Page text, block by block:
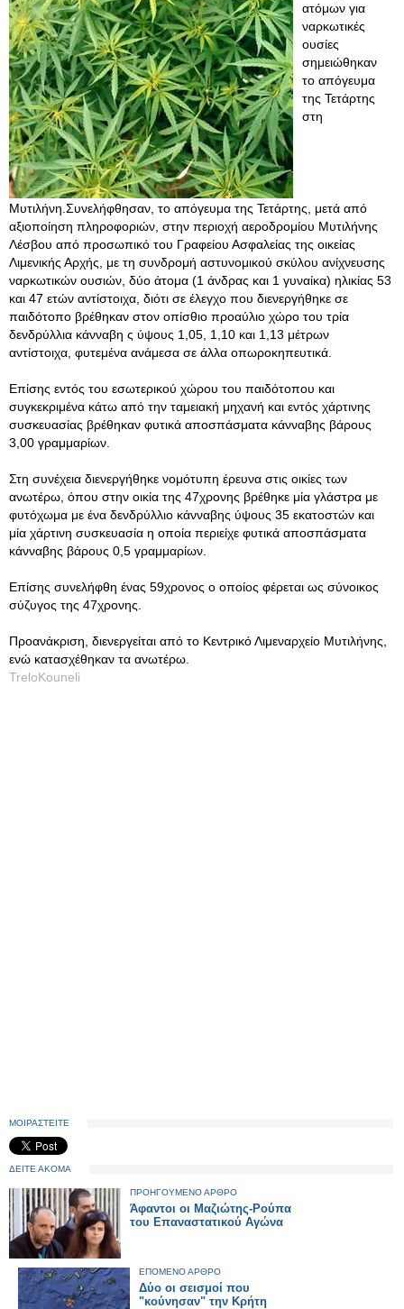
ατόμων για
ναρκωτικές
ουσίες
σημειώθηκαν
το απόγευμα
της Τετάρτης
στη
Μυτιλήνη.Συνελήφθησαν, το απόγευμα της Τετάρτης, μετά από
αξιοποίηση πληροφοριών, στην περιοχή αεροδρομίου Μυτιλήνης
Λέσβου από προσωπικό του Γραφείου Ασφαλείας της οικείας
Λιμενικής Αρχής, με τη συνδρομή αστυνομικού σκύλου ανίχνευσης
ναρκωτικών ουσιών, δύο άτομα (1 άνδρας και 1 γυναίκα) ηλικίας 53
και 47 ετών αντίστοιχα, διότι σε έλεγχο που διενεργήθηκε σε
παιδότοπο βρέθηκαν στον οπίσθιο προαύλιο χώρο του τρία
δενδρύλλια κάνναβη ς ύψους 1,05, 1,10 και 1,13 μέτρων
αντίστοιχα, φυτεμένα ανάμεσα σε άλλα οπωροκηπευτικά.
Επίσης εντός του εσωτερικού χώρου του παιδότοπου και
συγκεκριμένα κάτω από την ταμειακή μηχανή και εντός χάρτινης
συσκευασίας βρέθηκαν φυτικά αποσπάσματα κάνναβης βάρους
3,00 γραμμαρίων.
Στη συνέχεια διενεργήθηκε νομότυπη έρευνα στις οικίες των
ανωτέρω, όπου στην οικία της 47χρονης βρέθηκε μία γλάστρα με
φυτόχωμα με ένα δενδρύλλιο κάνναβης ύψους 35 εκατοστών και
μία χάρτινη συσκευασία η οποία περιείχε φυτικά αποσπάσματα
κάνναβης βάρους 0,5 γραμμαρίων.
Επίσης συνελήφθη ένας 59χρονος ο οποίος φέρεται ως σύνοικος
σύζυγος της 47χρονης.
Προανάκριση, διενεργείται από το Κεντρικό Λιμεναρχείο Μυτιλήνης,
ενώ κατασχέθηκαν τα ανωτέρω.
TreloKouneli
ΜΟΙΡΑΣΤΕΙΤΕ
ΔΕΙΤΕ ΑΚΟΜΑ
ΠΡΟΗΓΟΥΜΕΝΟ ΑΡΘΡΟ
Άφαντοι οι Μαζιώτης-Ρούπα
του Επαναστατικού Αγώνα
ΕΠΟΜΕΝΟ ΑΡΘΡΟ
Δύο οι σεισμοί που
"κούνησαν" την Κρήτη